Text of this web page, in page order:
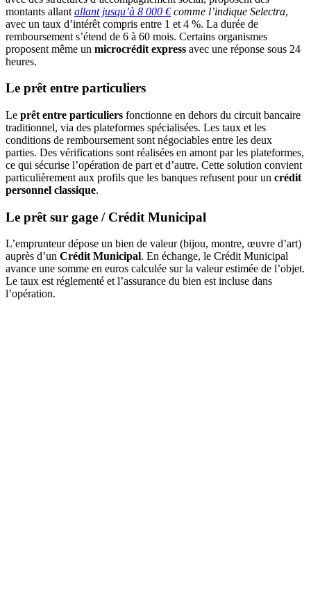
montants allant allant jusqu’à 8 000 €comme l’indique Selectra,
avec un taux d’intérêt compris entre 1 et 4 %. La durée de
remboursement s’étend de 6 à 60 mois. Certains organismes
proposent même un microcrédit express avec une réponse sous 24
heures.
Le prêt entre particuliers
Le prêt entre particuliers fonctionne en dehors du circuit bancaire
traditionnel, via des plateformes spécialisées. Les taux et les
conditions de remboursement sont négociables entre les deux
parties. Des vérifications sont réalisées en amont par les plateformes,
ce qui sécurise l’opération de part et d’autre. Cette solution convient
particulièrement aux profils que les banques refusent pour un crédit
personnel classique.
Le prêt sur gage / Crédit Municipal
L’emprunteur dépose un bien de valeur (bijou, montre, œuvre d’art)
auprès d’un Crédit Municipal. En échange, le Crédit Municipal
avance une somme en euros calculée sur la valeur estimée de l’objet.
Le taux est réglementé et l’assurance du bien est incluse dans
l’opération.